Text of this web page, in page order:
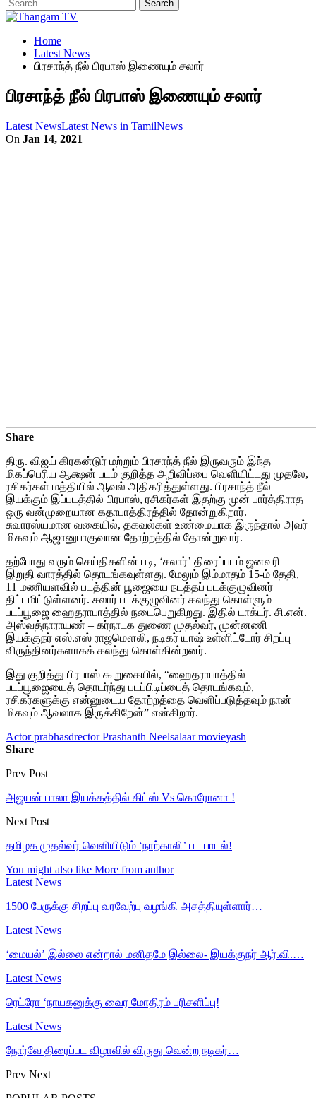
Home
Latest News
பிரசாந்த் நீல் பிரபாஸ் இணையும் சலார்
பிரசாந்த் நீல் பிரபாஸ் இணையும் சலார்
Latest NewsLatest News in TamilNews
On Jan 14, 2021
Share
திரு. விஜய் கிரகன்டுர் மற்றும் பிரசாந்த் நீல் இருவரும் இந்த
மிகப்பெரிய ஆக்ஷன் படம் குறித்த அறிவிப்பை வெளியிட்டது முதலே,
ரசிகர்கள் மத்தியில் ஆவல் அதிகரித்துள்ளது. பிரசாந்த் நீல்
இயக்கும் இப்படத்தில் பிரபாஸ், ரசிகர்கள் இதற்கு முன் பார்த்திராத
ஒரு வன்முறையான கதாபாத்திரத்தில் தோன்றுகிறார்.
சுவாரஸ்யமான வகையில், தகவல்கள் உண்மையாக இருந்தால் அவர்
மிகவும் ஆஜானுபாகுவான தோற்றத்தில் தோன்றுவார்.
தற்போது வரும் செய்திகளின் படி, ‘சலார்’ திரைப்படம் ஜனவரி
இறுதி வாரத்தில் தொடங்கவுள்ளது. மேலும் இம்மாதம் 15-ம் தேதி,
11 மணியளவில் படத்தின் பூஜையை நடத்தப் படக்குழுவினர்
திட்டமிட்டுள்ளனர். சலார் படக்குழுவினர் கலந்து கொள்ளும்
படப்பூஜை ஹைதராபாத்தில் நடைபெறுகிறது. இதில் டாக்டர். சி.என்.
அஸ்வத்நாராயண் – கர்நாடக துணை முதல்வர், முன்னணி
இயக்குநர் எஸ்.எஸ் ராஜமௌலி, நடிகர் யாஷ் உள்ளிட்டோர் சிறப்பு
விருந்தினர்களாகக் கலந்து கொள்கின்றனர்.
இது குறித்து பிரபாஸ் கூறுகையில், “ஹைதராபாத்தில்
படப்பூஜையைத் தொடர்ந்து படப்பிடிப்பைத் தொடங்கவும்,
ரசிகர்களுக்கு என்னுடைய தோற்றத்தை வெளிப்படுத்தவும் நான்
மிகவும் ஆவலாக இருக்கிறேன்” என்கிறார்.
Actor prabhasdrector Prashanth Neelsalaar movieyash
Share
Prev Post
அஜயன் பாலா இயக்கத்தில் கிட்ஸ் Vs கொரோனா !
Next Post
தமிழக முதல்வர் வெளியிடும் ‘நாற்காலி’ பட பாடல்!
You might also like More from author
Latest News
1500 பேருக்கு சிறப்பு வரவேற்பு வழங்கி அசத்தியுள்ளார்…
Latest News
‘மையல்’ இல்லை என்றால் மனிதமே இல்லை- இயக்குநர் ஆர்.வி.…
Latest News
ரெட்ரோ ‘நாயகனுக்கு வைர மோதிரம் பரிசளிப்பு!
Latest News
நோர்வே திரைப்பட விழாவில் விருது வென்ற நடிகர்…
Prev Next